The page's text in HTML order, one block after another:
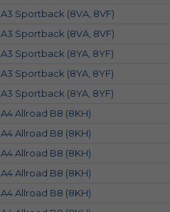
A3 Sportback (8VA, 8VF)
A3 Sportback (8VA, 8VF)
A3 Sportback (8YA, 8YF)
A3 Sportback (8YA, 8YF)
A3 Sportback (8YA, 8YF)
A4 Allroad B8 (8KH)
A4 Allroad B8 (8KH)
A4 Allroad B8 (8KH)
A4 Allroad B8 (8KH)
A4 Allroad B8 (8KH)